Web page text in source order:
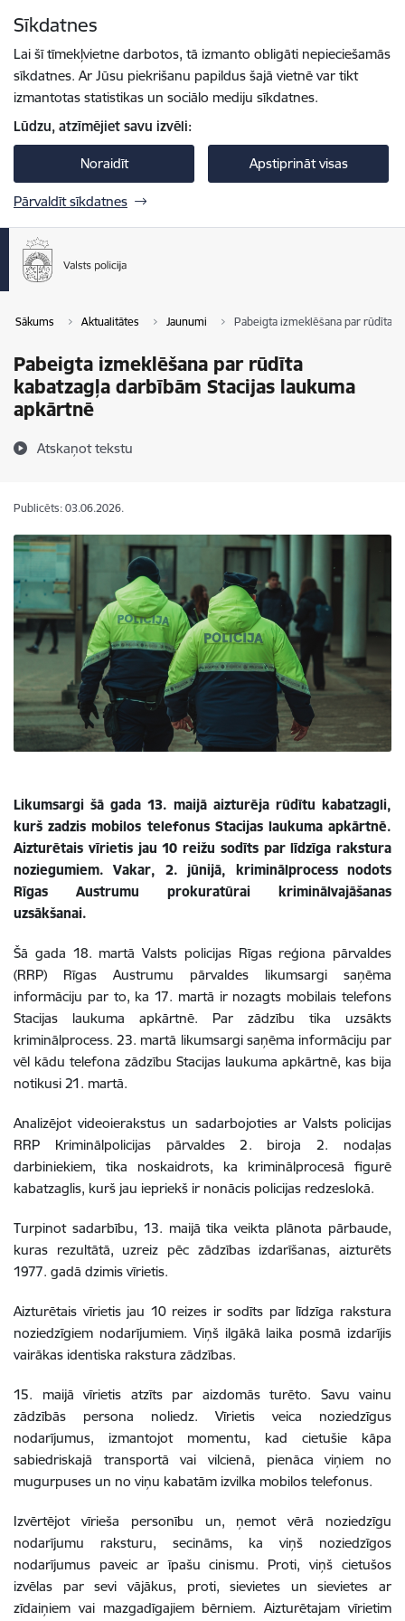
Sīkdatnes
Lai šī tīmekļvietne darbotos, tā izmanto obligāti nepieciešamās
sīkdatnes. Ar Jūsu piekrišanu papildus šajā vietnē var tikt
izmantotas statistikas un sociālo mediju sīkdatnes.
Lūdzu, atzīmējiet savu izvēli:
Noraidīt Apstiprināt visas
Pārvaldīt sīkdatnes
Sākums Aktualitātes Jaunumi Pabeigta izmeklēšana par rūdīta
Pabeigta izmeklēšana par rūdīta
kabatzagļa darbībām Stacijas laukuma
apkārtnē
Atskaņot tekstu
Publicēts: 03.06.2026.
Likumsargi šā gada 13. maijā aizturēja rūdītu kabatzagli,
kurš zadzis mobilos telefonus Stacijas laukuma apkārtnē.
Aizturētais vīrietis jau 10 reižu sodīts par līdzīga rakstura
noziegumiem. Vakar, 2. jūnijā, kriminālprocess nodots
Rīgas Austrumu prokuratūrai kriminālvajāšanas
uzsākšanai.
Šā gada 18. martā Valsts policijas Rīgas reģiona pārvaldes
(RRP) Rīgas Austrumu pārvaldes likumsargi saņēma
informāciju par to, ka 17. martā ir nozagts mobilais telefons
Stacijas laukuma apkārtnē. Par zādzību tika uzsākts
kriminālprocess. 23. martā likumsargi saņēma informāciju par
vēl kādu telefona zādzību Stacijas laukuma apkārtnē, kas bija
notikusi 21. martā.
Analizējot videoierakstus un sadarbojoties ar Valsts policijas
RRP Kriminālpolicijas pārvaldes 2. biroja 2. nodaļas
darbiniekiem, tika noskaidrots, ka kriminālprocesā figurē
kabatzaglis, kurš jau iepriekš ir nonācis policijas redzeslokā.
Turpinot sadarbību, 13. maijā tika veikta plānota pārbaude,
kuras rezultātā, uzreiz pēc zādzības izdarīšanas, aizturēts
1977. gadā dzimis vīrietis.
Aizturētais vīrietis jau 10 reizes ir sodīts par līdzīga rakstura
noziedzīgiem nodarījumiem. Viņš ilgākā laika posmā izdarījis
vairākas identiska rakstura zādzības.
15. maijā vīrietis atzīts par aizdomās turēto. Savu vainu
zādzībās persona noliedz. Vīrietis veica noziedzīgus
nodarījumus, izmantojot momentu, kad cietušie kāpa
sabiedriskajā transportā vai vilcienā, pienāca viņiem no
mugurpuses un no viņu kabatām izvilka mobilos telefonus.
Izvērtējot vīrieša personību un, ņemot vērā noziedzīgu
nodarījumu raksturu, secināms, ka viņš noziedzīgos
nodarījumus paveic ar īpašu cinismu. Proti, viņš cietušos
izvēlas par sevi vājākus, proti, sievietes un sievietes ar
zīdaiņiem vai mazgadīgajiem bērniem. Aizturētajam vīrietim